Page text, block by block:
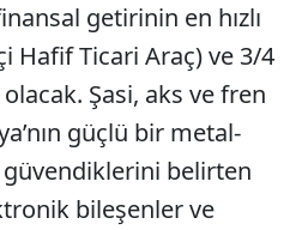
getirinin en hızlı
Hafif Ticari Araç) ve 3/4
Şasi, aks ve fren
güçlü bir metal-
belirten
bileşenler ve